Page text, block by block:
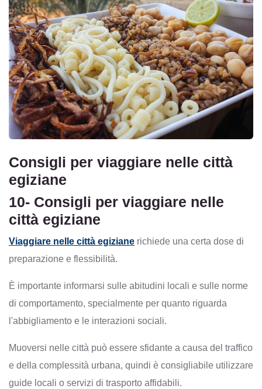
Consigli per viaggiare nelle città
egiziane
10- Consigli per viaggiare nelle
città egiziane
Viaggiare nelle città egiziane richiede una certa dose di
preparazione e flessibilità.
È importante informarsi sulle abitudini locali e sulle norme
di comportamento, specialmente per quanto riguarda
l'abbigliamento e le interazioni sociali.
Muoversi nelle città può essere sfidante a causa del traffico
e della complessità urbana, quindi è consigliabile utilizzare
guide locali o servizi di trasporto affidabili.